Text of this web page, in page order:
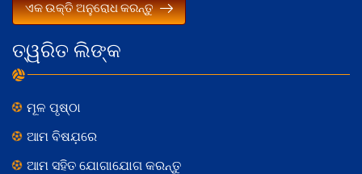
ତ୍ୱରିତ ଲିଙ୍କ
ମୂଳ ପୃଷ୍ଠା
ଆମ ବିଷଯ଼ରେ
ଆମ ସହିତ ଯୋଗାଯୋଗ କରନ୍ତୁ
ଏକ ଉକ୍ତି ଅନୁରୋଧ କରନ୍ତୁ